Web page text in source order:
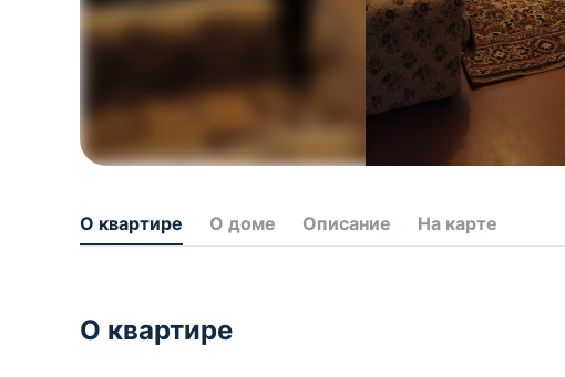
О квартире О доме Описание На карте
О квартире